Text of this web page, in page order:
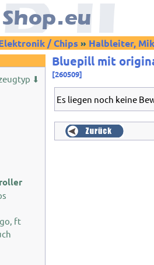
/ Chips » Halbleiter,
⬇
ft
Bluepill mit
[260509]
Es liegen noch keine